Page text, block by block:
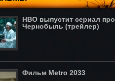
HBO выпустит сериал про
Чернобыль (трейлер)
Фильм Metro 2033